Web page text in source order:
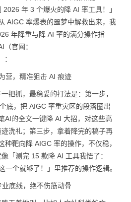
年 3 个爆火的降 AI 率工具！」
AIGC 率爆表的噩梦中解救出来，我
年降重与降 AI 率的满分操作指
官网：
营，精准狙击 AI 痕迹
把抓，最稳妥的打法是：第一步，
底，把 AIGC 率重灾区的段落圈出
AI的全文一键降 AI 大招，对这些高
洗礼；第三步，拿着降完的稿子再
种靶向降 AIGC 率的操作，不仅稳，
「测完 15 款降 AI 工具我悟了：
一个就够了！」里推荐的操作逻辑。
底线，绝不伤筋动骨